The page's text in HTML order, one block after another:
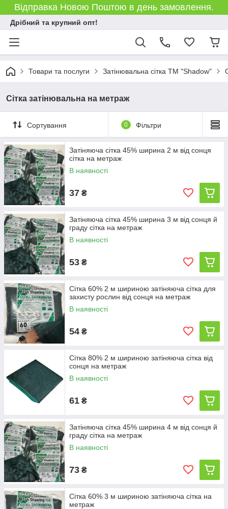
Відправка Новою Поштою в день замовлення.
Дрібний та крупний опт!
Товари та послуги Затінювальна сітка ТМ "Shadow"
Сітка затінювальна на метраж
Сортування 0 Фільтри
Затіняюча сітка 45% ширина 2 м від сонця
сітка на метраж
В наявності
37 ₴
Затіняюча сітка 45% ширина 3 м від сонця й
граду сітка на метраж
В наявності
53 ₴
Сітка 60% 2 м шириною затіняюча сітка для
захисту рослин від сонця на метраж
В наявності
54 ₴
Сітка 80% 2 м шириною затіняюча сітка від
сонця на метраж
В наявності
61 ₴
Затіняюча сітка 45% ширина 4 м від сонця й
граду сітка на метраж
В наявності
73 ₴
Сітка 60% 3 м шириною затіняюча сітка на
метраж